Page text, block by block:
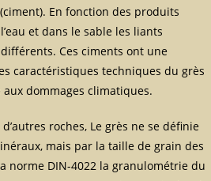
En fonction des produits
et dans le sable les liants
Ces ciments ont une
caractéristiques techniques du grès
dommages climatiques.
roches, Le grès ne se définie
mais par la taille de grain des
norme DIN-4022 la granulométrie du